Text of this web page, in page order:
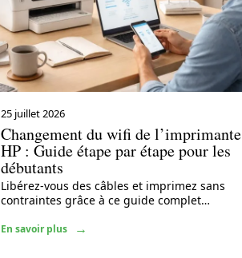
25 juillet 2026
Changement du wifi de l’imprimante
HP : Guide étape par étape pour les
débutants
Libérez-vous des câbles et imprimez sans
contraintes grâce à ce guide complet…
En savoir plus